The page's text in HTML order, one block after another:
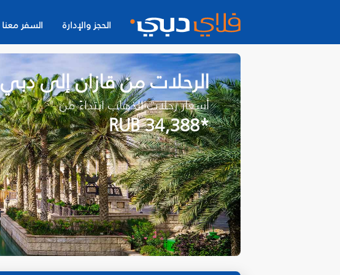
الحجز والإدارة السفر معنا
الرحلات من قازان إلى دبي
أسعار رحلات الذهاب ابتداءً من
*RUB 34,388